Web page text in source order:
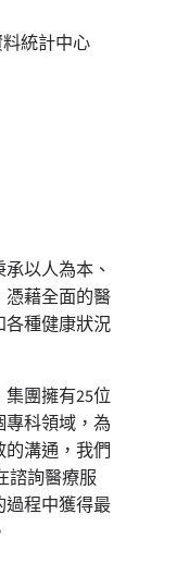
統計中心
以人為本、
憑藉全面的醫
各種健康狀況
團擁有25位
科領域，為
溝通，我們
諮詢醫療服
過程中獲得最